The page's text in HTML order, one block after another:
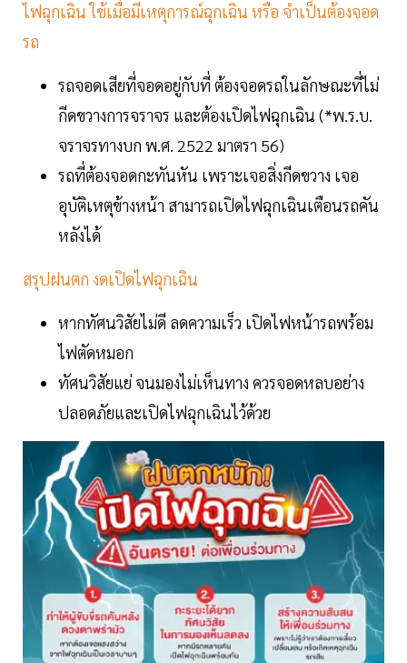
ไฟฉุกเฉิน ใช้เมื่อมีเหตุการณ์ฉุกเฉิน หรือ จำเป็นต้องจอด
รถ
รถจอดเสียที่จอดอยู่กับที่ ต้องจอดรถในลักษณะที่ไม่
กีดขวางการจราจร และต้องเปิดไฟฉุกเฉิน (*พ.ร.บ.
จราจรทางบก พ.ศ. 2522 มาตรา 56)
รถที่ต้องจอดกะทันหัน เพราะเจอสิ่งกีดขวาง เจอ
อุบัติเหตุข้างหน้า สามารถเปิดไฟฉุกเฉินเตือนรถคัน
หลังได้
สรุปฝนตก งดเปิดไฟฉุกเฉิน
หากทัศนวิสัยไม่ดี ลดความเร็ว เปิดไฟหน้ารถพร้อม
ไฟตัดหมอก
ทัศนวิสัยแย่ จนมองไม่เห็นทาง ควรจอดหลบอย่าง
ปลอดภัยและเปิดไฟฉุกเฉินไว้ด้วย